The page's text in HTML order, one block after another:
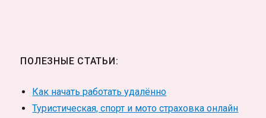
ПОЛЕЗНЫЕ СТАТЬИ:
Как начать работать удалённо
Туристическая, спорт и мото страховка онлайн